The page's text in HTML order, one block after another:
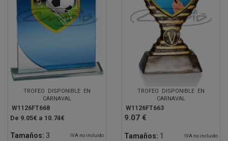
TROFEO DISPONIBLE EN
CARNAVAL
W1126FT668
De 9.05€ a 10.74€
Tamaños: 3 IVA no incluido
TROFEO DISPONIBLE EN
CARNAVAL
W1126FT663
9.07 €
Tamaños: 1 IVA no incluido